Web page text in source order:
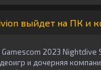
выйдет на ПК и
Gamescom 2023 Nightdive
и дочерняя